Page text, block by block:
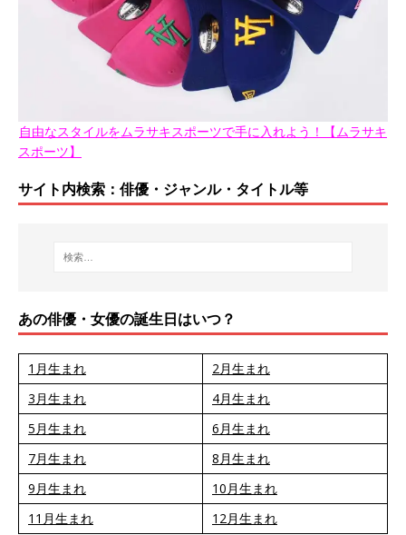
自由なスタイルをムラサキスポーツで手に入れよう！【ムラサキ
スポーツ】
サイト内検索：俳優・ジャンル・タイトル等
あの俳優・女優の誕生日はいつ？
1月生まれ
2月生まれ
3月生まれ
4月生まれ
5月生まれ
6月生まれ
7月生まれ
8月生まれ
9月生まれ
10月生まれ
11月生まれ
12月生まれ